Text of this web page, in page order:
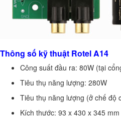
Thông số kỹ thuật Rotel A14
Công suất đầu ra: 80W (tại
Tiêu thụ năng lượng: 280W
Tiêu thụ năng lượng (ở chế độ
Kích thước: 93 x 430 x 345 mm